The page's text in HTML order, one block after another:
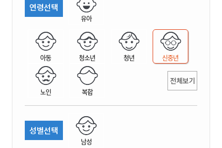
연령선택
유아
아동 청소년 청년 신중년
노인 복합
전체보기
성별선택
남성